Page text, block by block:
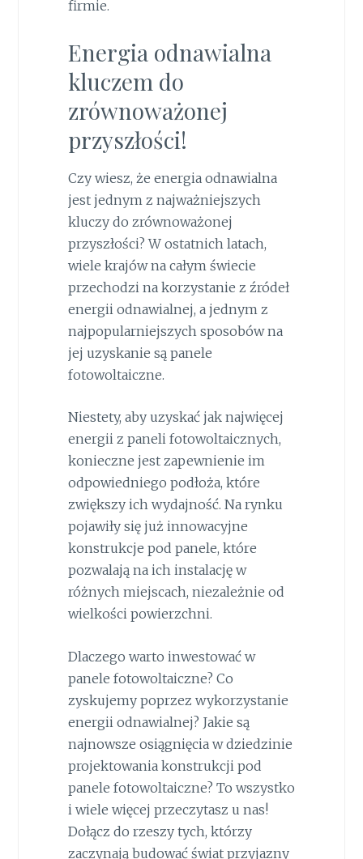
firmie.
Energia odnawialna
kluczem do
zrównoważonej
przyszłości!
Czy wiesz, że energia odnawialna
jest jednym z najważniejszych
kluczy do zrównoważonej
przyszłości? W ostatnich latach,
wiele krajów na całym świecie
przechodzi na korzystanie z źródeł
energii odnawialnej, a jednym z
najpopularniejszych sposobów na
jej uzyskanie są panele
fotowoltaiczne.
Niestety, aby uzyskać jak najwięcej
energii z paneli fotowoltaicznych,
konieczne jest zapewnienie im
odpowiedniego podłoża, które
zwiększy ich wydajność. Na rynku
pojawiły się już innowacyjne
konstrukcje pod panele, które
pozwalają na ich instalację w
różnych miejscach, niezależnie od
wielkości powierzchni.
Dlaczego warto inwestować w
panele fotowoltaiczne? Co
zyskujemy poprzez wykorzystanie
energii odnawialnej? Jakie są
najnowsze osiągnięcia w dziedzinie
projektowania konstrukcji pod
panele fotowoltaiczne? To wszystko
i wiele więcej przeczytasz u nas!
Dołącz do rzeszy tych, którzy
zaczynają budować świat przyjazny